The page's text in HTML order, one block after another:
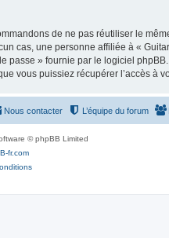
de ne pas réutiliser le
cas, une personne affiliée à «
passe » fournie par le logiciel
vous puissiez récupérer l’accès à
L’équipe du forum
Nous contacter
© phpBB Limited
fr.com